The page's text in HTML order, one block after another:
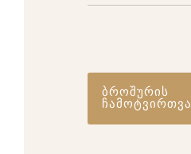
ბროშურის
ჩამოტვირთვა